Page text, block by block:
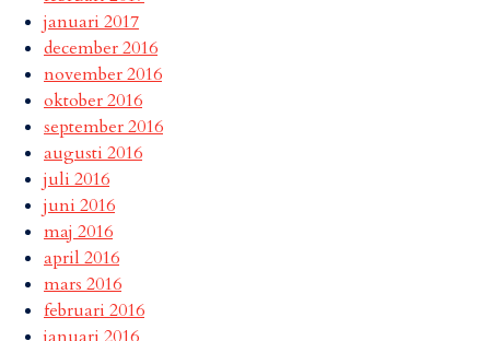
januari 2017
december 2016
november 2016
oktober 2016
september 2016
augusti 2016
juli 2016
juni 2016
maj 2016
april 2016
mars 2016
februari 2016